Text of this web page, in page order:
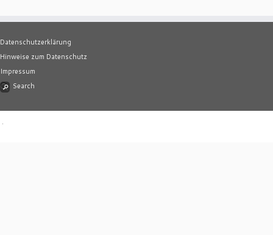
Datenschutzerklärung
Hinweise zum Datenschutz
Impressum
Search
·